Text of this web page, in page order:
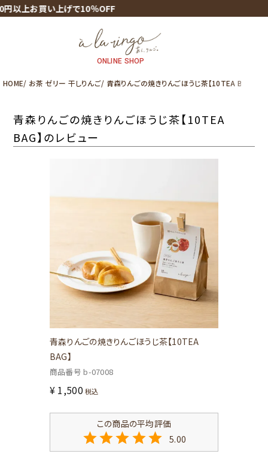
上お買い上げで10％OFF
ONLINE SHOP
HOME お茶 ゼリー 干しりんご 青森りんごの焼きりんごほうじ茶【10TEA BAG】の
青森りんごの焼きりんごほうじ茶【10TEA
BAG】のレビュー
青森りんごの焼きりんごほうじ茶【10TEA
BAG】
商品番号 b-07008
¥ 1,500 税込
5.00